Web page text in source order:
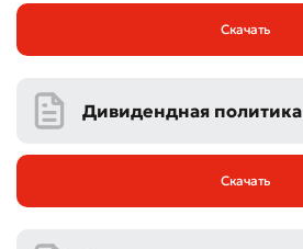
Скачать
Дивидендная политика
Скачать